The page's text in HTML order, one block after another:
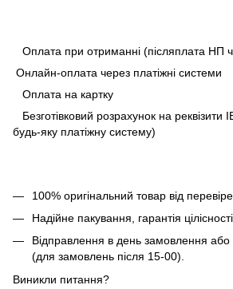
Оплата при отриманні (післяплата НП
Онлайн-оплата через платіжні системи
Оплата на картку
Безготівковий розрахунок на реквізити
будь-яку платіжну систему)
100% оригінальний товар від
Надійне пакування, гарантія
Відправлення в день замовлення
(для замовлень після 15-00).
Виникли питання?